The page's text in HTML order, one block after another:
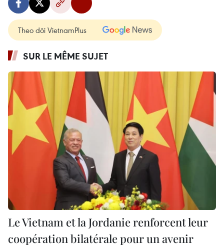
Theo dõi VietnamPlus
SUR LE MÊME SUJET
Le Vietnam et la Jordanie renforcent leur
coopération bilatérale pour un avenir